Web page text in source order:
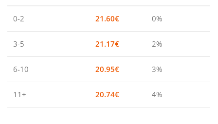
0-2 21.60€ 0%
3-5 21.17€ 2%
6-10 20.95€ 3%
11+ 20.74€ 4%